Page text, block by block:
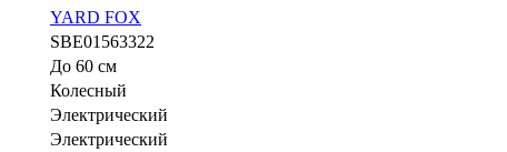
YARD FOX
SBE01563322
До 60 см
Колесный
Электрический
Электрический